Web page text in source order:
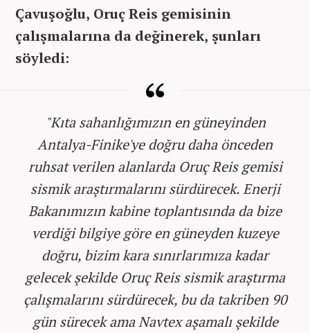
Çavuşoğlu, Oruç Reis gemisinin
çalışmalarına da değinerek, şunları
söyledi:
"Kıta sahanlığımızın en güneyinden
Antalya-Finike'ye doğru daha önceden
ruhsat verilen alanlarda Oruç Reis gemisi
sismik araştırmalarını sürdürecek. Enerji
Bakanımızın kabine toplantısında da bize
verdiği bilgiye göre en güneyden kuzeye
doğru, bizim kara sınırlarımıza kadar
gelecek şekilde Oruç Reis sismik araştırma
çalışmalarını sürdürecek, bu da takriben 90
gün sürecek ama Navtex aşamalı şekilde